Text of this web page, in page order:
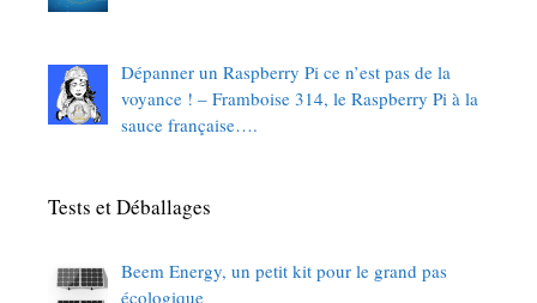
Dépanner un Raspberry Pi ce n’est pas de la
voyance ! – Framboise 314, le Raspberry Pi à la
sauce française….
Tests et Déballages
Beem Energy, un petit kit pour le grand pas
écologique